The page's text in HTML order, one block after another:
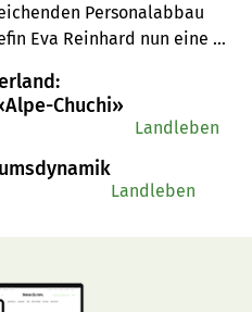
Personalabbau
Eva Reinhard nun eine
werden soll. Sie setzt
Regionalstellen,
Chuchi»
Landleben
Landleben